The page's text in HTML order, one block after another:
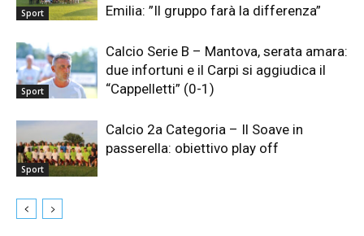
Sport Emilia: ”Il gruppo farà la differenza”
Sport
Calcio Serie B – Mantova, serata amara:
due infortuni e il Carpi si aggiudica il
“Cappelletti” (0-1)
Sport
Calcio 2a Categoria – Il Soave in
passerella: obiettivo play off